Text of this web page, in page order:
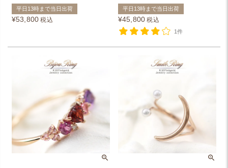
平日13時まで当日出荷
¥53,800 税込
平日13時まで当日出荷
¥45,800 税込
1件